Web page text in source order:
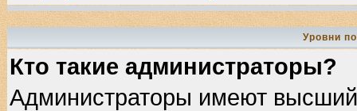
Уровни
Кто такие администраторы?
Администраторы имеют